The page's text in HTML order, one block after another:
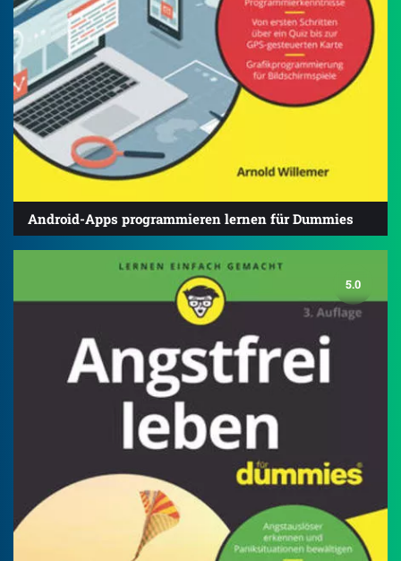
Android-Apps programmieren lernen für Dummies
5.0